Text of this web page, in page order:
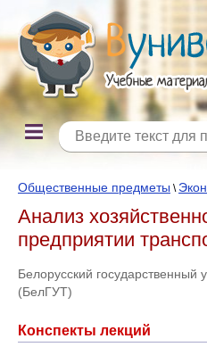
Общественные предметы \
Анализ
предприятии
Белорусский государственный
(БелГУТ)
Конспекты лекций